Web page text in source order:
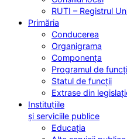
RUTI – Registrul
Primăria
Conducerea
Organigrama
Componența
Programul de
Statul de funcții
Extrase din
Instituțiile
și serviciile publice
Educația